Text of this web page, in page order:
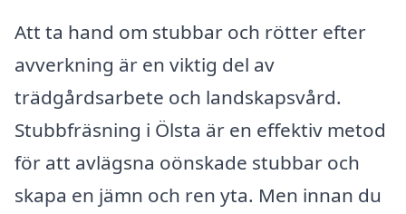
Att ta hand om stubbar och rötter efter
avverkning är en viktig del av
trädgårdsarbete och landskapsvård.
Stubbfräsning i Ölsta är en effektiv metod
för att avlägsna oönskade stubbar och
skapa en jämn och ren yta. Men innan du